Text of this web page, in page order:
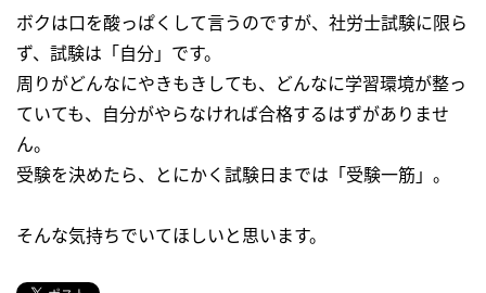
ボクは口を酸っぱくして言うのですが、社労士試験に限ら
ず、試験は「自分」です。
周りがどんなにやきもきしても、どんなに学習環境が整っ
ていても、自分がやらなければ合格するはずがありませ
ん。
受験を決めたら、とにかく試験日までは「受験一筋」。
そんな気持ちでいてほしいと思います。